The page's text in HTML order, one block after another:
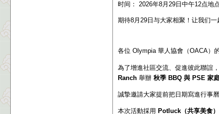
时间： 2026年8月29日中午12点地
期待8月29日与大家相聚！让我们
各位 Olympia 華人協會（OACA）
為了增進社區交流、促進彼此聯誼
Ranch 舉辦 秋季 BBQ 與 PSE 家
誠摯邀請大家提前把日期寫進行事
本次活動採用 Potluck（共享美食）